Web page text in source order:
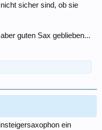
sicher sind, ob sie
guten Sax geblieben...
ein